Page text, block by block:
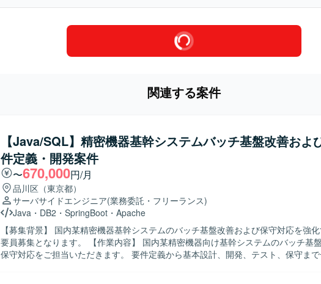
関連する案件
【Java/SQL】精密機器基幹システムバッチ基盤改善およ
件定義・開発案件
〜670,000円/月
品川区（東京都）
サーバサイドエンジニア(業務委託・フリーランス)
Java ・ DB2 ・ SpringBoot ・ Apache
【募集背景】 国内某精密機器基幹システムのバッチ基盤改善および保守対応を強
要員募集となります。 【作業内容】 国内某精密機器向け基幹システムのバッチ基盤改善および
保守対応をご担当いただきます。 要件定義から基本設計、開発、テスト、保守ま